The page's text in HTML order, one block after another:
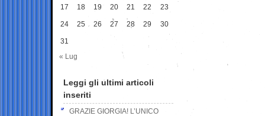
17 18 19 20 21 22 23
24 25 26 27 28 29 30
31
« Lug
Leggi gli ultimi articoli
inseriti
GRAZIE GIORGIA! L’UNICO